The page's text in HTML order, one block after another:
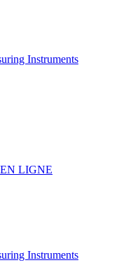
Instruments
LIGNE
Instruments